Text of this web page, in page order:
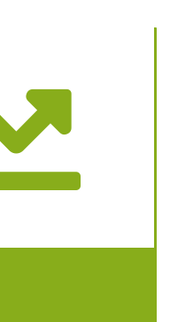
Trasa